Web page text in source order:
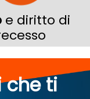
e diritto di
che ti